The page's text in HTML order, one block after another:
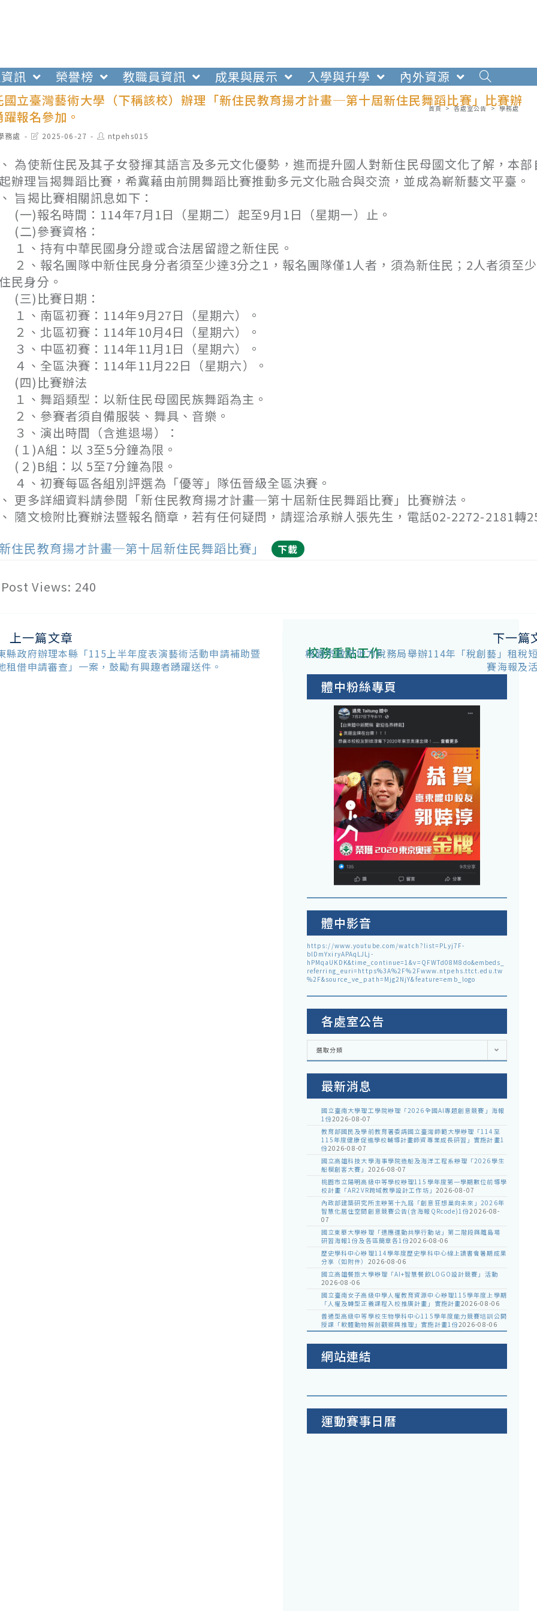
訊 榮譽榜 教職員資訊 成果與展示 入學與升學
內外資源
國立臺灣藝術大學（下稱該校）辦理「新住民教育揚才計畫─第十屆新住民舞蹈比賽」比賽辦
報名參加。
首頁 > 各處室公告 > 學務處
務處
Post2025-06-27
Post
author:
ntpehs015
為使新住民及其子女發揮其語言及多元文化優勢，進而提升國人對新住民母國文化了解，本
辦理旨揭舞蹈比賽，希冀藉由前開舞蹈比賽推動多元文化融合與交流，並成為嶄新藝文平臺。
旨揭比賽相關訊息如下：
)報名時間：114年7月1日（星期二）起至9月1日（星期一）止。
)參賽資格：
、持有中華民國身分證或合法居留證之新住民。
、報名團隊中新住民身分者須至少達3分之1，報名團隊僅1人者，須為新住民；2人者須至
民身分。
)比賽日期：
、南區初賽：114年9月27日（星期六）。
、北區初賽：114年10月4日（星期六）。
、中區初賽：114年11月1日（星期六）。
、全區決賽：114年11月22日（星期六）。
)比賽辦法
、舞蹈類型：以新住民母國民族舞蹈為主。
、參賽者須自備服裝、舞具、音樂。
、演出時間（含進退場）：
)A組：以 3至5分鐘為限。
)B組：以 5至7分鐘為限。
、初賽每區各組別評選為「優等」隊伍晉級全區決賽。
更多詳細資料請參閱「新住民教育揚才計畫─第十屆新住民舞蹈比賽」比賽辦法。
隨文檢附比賽辦法暨報名簡章，若有任何疑問，請逕洽承辦人張先生，電話02-2272-2181轉
新住民教育揚才計畫─第十屆新住民舞蹈比賽」
下載
Post Views: 240
上一篇文章
縣政府辦理本縣「115上半年度表演藝術活動申請補助暨
租借申請審查」一案，鼓勵有興趣者踴躍送件。
下一篇
桃園市政府地方稅務局舉辦114年「稅創藝」租稅
賽海報及
校務重點工作
體中粉絲專頁
體中影音
https://www.youtube.com/watch?list=PLyj7F-
blDmYxiryAPAqLJLj-
hPMqaUKDK&time_continue=1&v=QFWTd08M8do&embeds_
referring_euri=https%3A%2F%2Fwww.ntpehs.ttct.edu.tw
%2F&source_ve_path=Mjg2NjY&feature=emb_logo
各處室公告
各
室
選取分類
最新消息
國立臺南大學理工學院辦理「2026全國AI專題創意競賽」海報
1份2026-08-07
教育部國民及學前教育署委請國立臺灣師範大學辦理「114至
115年度健康促進學校輔導計畫師資專業成長研習」實施計畫1
份2026-08-07
國立高雄科技大學海事學院造船及海洋工程系辦理「2026學生
船模創客大賽」 2026-08-07
桃園市立陽明高級中等學校辦理115學年度第一學期數位前導學
校計畫「AR2VR跨域教學設計工作坊」 2026-08-07
內政部建築研究所主辦第十九屆「創意狂想巢向未來」2026年
智慧化居住空間創意競賽公告(含海報QRcode)1份2026-08-
07
國立東華大學辦理「適應運動共學行動站」第二階段與離島場
研習海報1份及各區簡章各1份2026-08-06
歷史學科中心辦理114學年度歷史學科中心線上讀書會暑期成果
分享（如附件） 2026-08-06
國立高雄餐旅大學辦理「AI+智慧餐飲LOGO設計競賽」活動
2026-08-06
國立臺南女子高級中學人權教育資源中心辦理115學年度上學期
「人權及轉型正義課程入校推廣計畫」實施計畫2026-08-06
普通型高級中等學校生物學科中心115學年度能力競賽培訓公開
授課「軟體動物解剖觀察與推理」實施計畫1份2026-08-06
網站連結
運動賽事日曆